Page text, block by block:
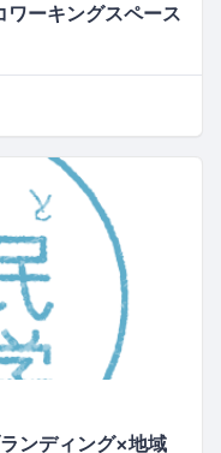
ーキングスペース
ンディング×地域